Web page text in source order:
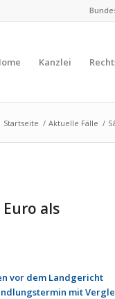
Kanzlei
Startseite / Aktuelle Fälle /
als
vor dem Landgericht
mit